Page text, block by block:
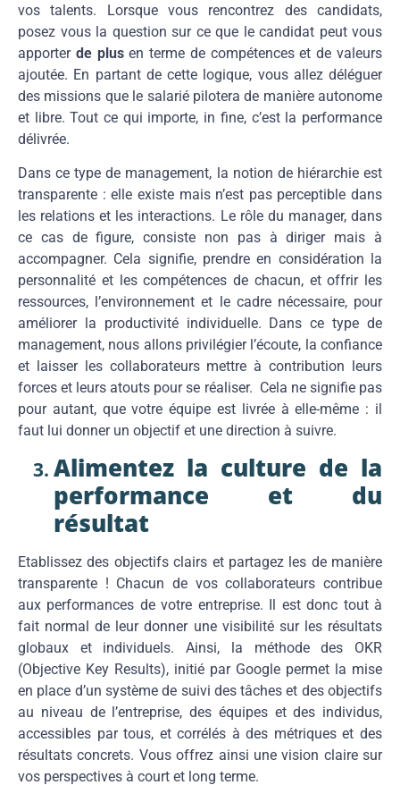
vos talents. Lorsque vous rencontrez des candidats,
posez vous la question sur ce que le candidat peut vous
apporter de plusen terme de compétences et de valeurs
ajoutée. En partant de cette logique, vous allez déléguer
des missions que le salarié pilotera de manière autonome
et libre. Tout ce qui importe, in fine, c’est la performance
délivrée.
Dans ce type de management, la notion de hiérarchie est
transparente : elle existe mais n’est pas perceptible dans
les relations et les interactions. Le rôle du manager, dans
ce cas de figure, consiste non pas à diriger mais à
accompagner. Cela signifie, prendre en considération la
personnalité et les compétences de chacun, et offrir les
ressources, l’environnement et le cadre nécessaire, pour
améliorer la productivité individuelle. Dans ce type de
management, nous allons privilégier l’écoute, la confiance
et laisser les collaborateurs mettre à contribution leurs
forces et leurs atouts pour se réaliser. Cela ne signifie pas
pour autant, que votre équipe est livrée à elle-même : il
faut lui donner un objectif et une direction à suivre.
Alimentez la culture de la
performance et du
résultat
Etablissez des objectifs clairs et partagez les de manière
transparente ! Chacun de vos collaborateurs contribue
aux performances de votre entreprise. Il est donc tout à
fait normal de leur donner une visibilité sur les résultats
globaux et individuels. Ainsi, la méthode des OKR
(Objective Key Results), initié par Google permet la mise
en place d’un système de suivi des tâches et des objectifs
au niveau de l’entreprise, des équipes et des individus,
accessibles par tous, et corrélés à des métriques et des
résultats concrets. Vous offrez ainsi une vision claire sur
vos perspectives à court et long terme.